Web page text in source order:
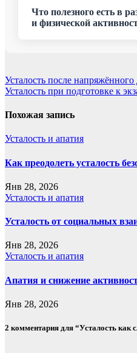
Что полезного есть в
и физической
Навигация
по
записям
Усталость после напряжённого
Усталость при подготовке к
Похожая запись
Усталость и апатия
Как преодолеть усталость
Янв 28, 2026
Усталость и апатия
Усталость от социальных
Янв 28, 2026
Усталость и апатия
Апатия и снижение
Янв 28, 2026
2 комментария для “Усталость как